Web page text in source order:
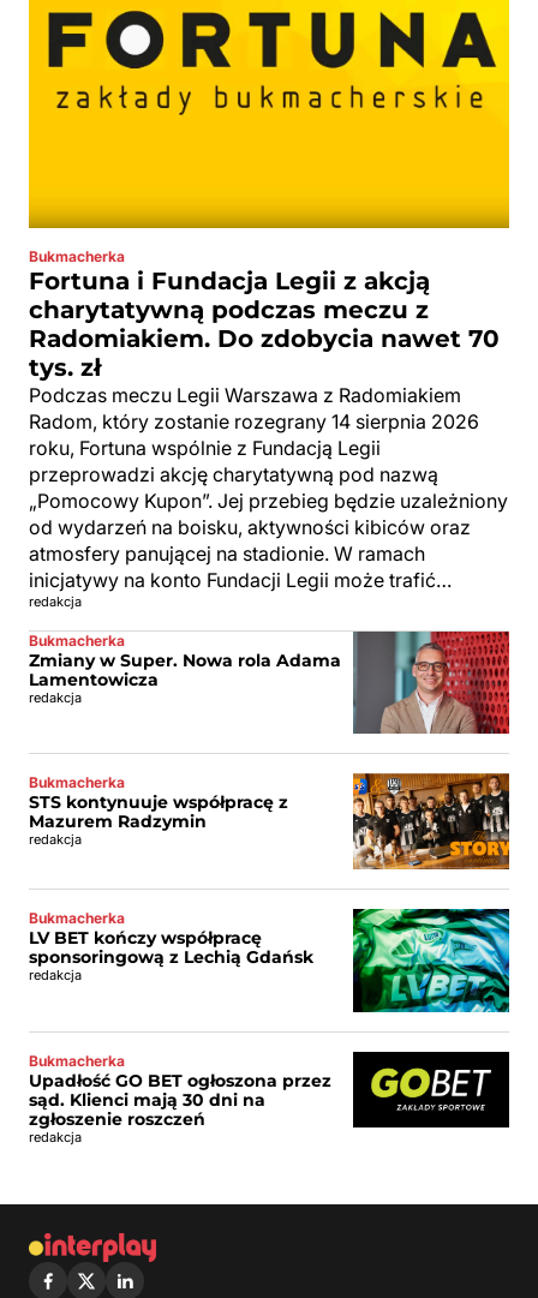
Bukmacherka
Fortuna i Fundacja Legii z akcją
charytatywną podczas meczu z
Radomiakiem. Do zdobycia nawet 70
tys. zł
Podczas meczu Legii Warszawa z Radomiakiem
Radom, który zostanie rozegrany 14 sierpnia 2026
roku, Fortuna wspólnie z Fundacją Legii
przeprowadzi akcję charytatywną pod nazwą
„Pomocowy Kupon”. Jej przebieg będzie uzależniony
od wydarzeń na boisku, aktywności kibiców oraz
atmosfery panującej na stadionie. W ramach
inicjatywy na konto Fundacji Legii może trafić…
redakcja
Bukmacherka
Zmiany w Super. Nowa rola Adama
Lamentowicza
redakcja
Bukmacherka
STS kontynuuje współpracę z
Mazurem Radzymin
redakcja
Bukmacherka
LV BET kończy współpracę
sponsoringową z Lechią Gdańsk
redakcja
Bukmacherka
Upadłość GO BET ogłoszona przez
sąd. Klienci mają 30 dni na
zgłoszenie roszczeń
redakcja